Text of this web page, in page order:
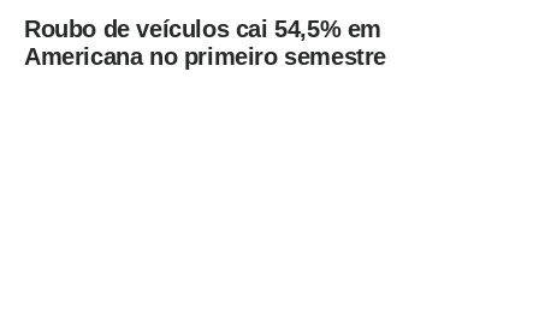
Roubo de veículos cai 54,5% em
Americana no primeiro semestre